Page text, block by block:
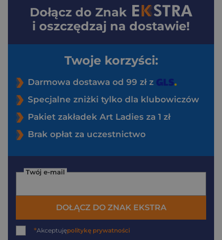
Dołącz do Znak
i oszczędzaj na dostawie!
Twoje korzyści:
Darmowa dostawa od 99 zł z
Specjalne zniżki tylko dla klubowiczów
Pakiet zakładek Art Ladies za 1 zł
Brak opłat za uczestnictwo
Twój e-mail
DOŁĄCZ DO ZNAK EKSTRA
*Akceptujępolitykę prywatności